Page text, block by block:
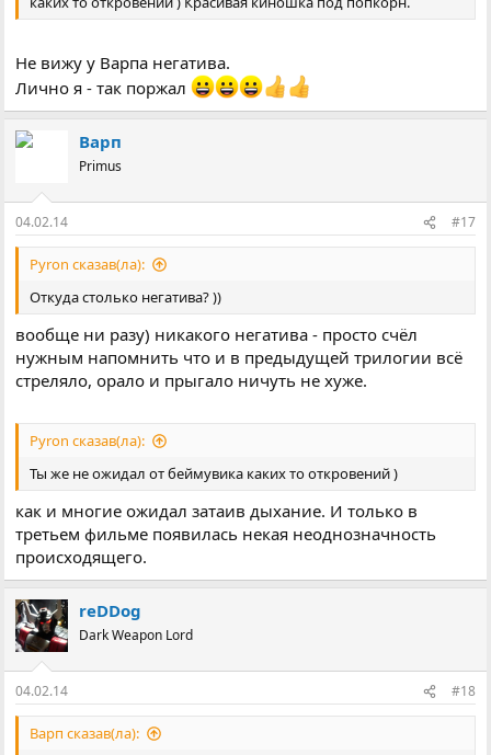
Не вижу у Варпа негатива.
Лично я - так поржал
Варп
Primus
04.02.14 #17
Pyron сказав(ла):
Откуда столько негатива? ))
вообще ни разу) никакого негатива - просто счёл
нужным напомнить что и в предыдущей трилогии всё
стреляло, орало и прыгало ничуть не хуже.
Pyron сказав(ла):
Ты же не ожидал от беймувика каких то откровений )
как и многие ожидал затаив дыхание. И только в
третьем фильме появилась некая неоднозначность
происходящего.
reDDog
Dark Weapon Lord
04.02.14 #18
Варп сказав(ла):